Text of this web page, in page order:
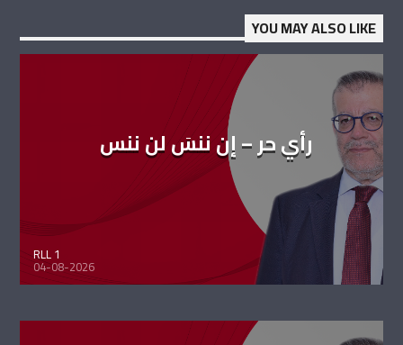
YOU MAY ALSO LIKE
رأي حر – إن ننسَ لن ننس
RLL 1
04-08-2026